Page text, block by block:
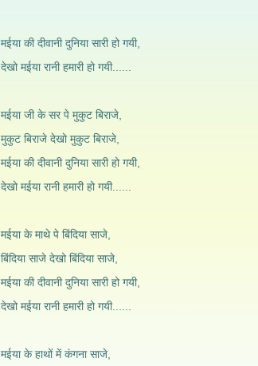
मईया की दीवानी दुनिया सारी हो गयी,
देखो मईया रानी हमारी हो गयी......
मईया जी के सर पे मुकुट बिराजे,
मुकुट बिराजे देखो मुकुट बिराजे,
मईया की दीवानी दुनिया सारी हो गयी,
देखो मईया रानी हमारी हो गयी......
मईया के माथे पे बिंदिया साजे,
बिंदिया साजे देखो बिंदिया साजे,
मईया की दीवानी दुनिया सारी हो गयी,
देखो मईया रानी हमारी हो गयी......
मईया के हाथों में कंगना साजे,